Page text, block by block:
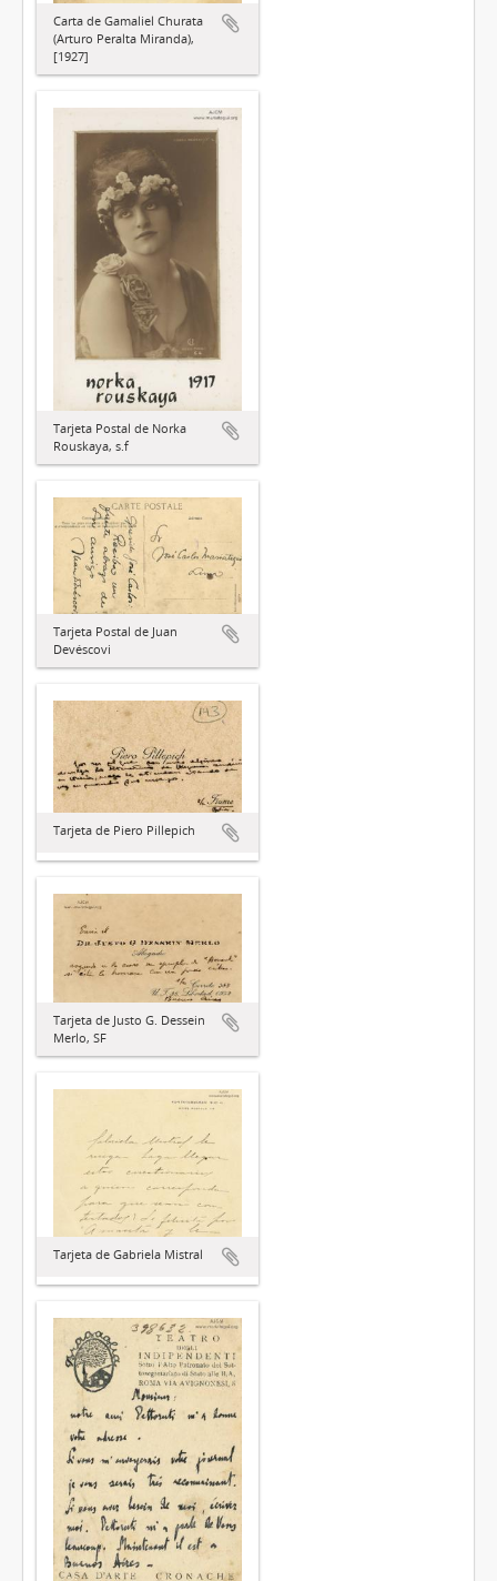
Carta de Gamaliel Churata
(Arturo Peralta Miranda),
[1927]
Tarjeta Postal de Norka
Rouskaya, s.f
Tarjeta Postal de Juan
Devéscovi
Tarjeta de Piero Pillepich
Tarjeta de Justo G. Dessein
Merlo, SF
Tarjeta de Gabriela Mistral